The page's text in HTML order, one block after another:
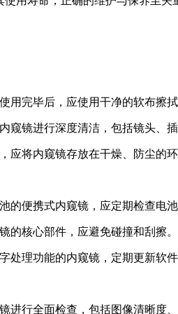
用完毕后，应使用干净的软布擦
窥镜进行深度清洁，包括镜头、
应将内窥镜存放在干燥、防尘的
的便携式内窥镜，应定期检查电
的核心部件，应避免碰撞和刮擦
处理功能的内窥镜，定期更新软
进行全面检查，包括图像清晰度